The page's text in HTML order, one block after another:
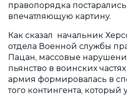
правопорядка
впечатляющую картину.
Как сказал начальник
отдела Военной службы
Пацан, массовые
пьянство в воинских
армия формировалась в
того контингента, который